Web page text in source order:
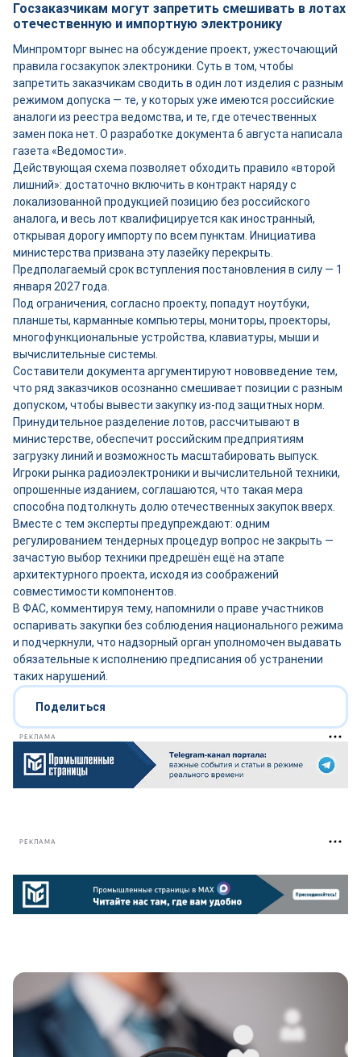
Госзаказчикам могут запретить смешивать в лотах
отечественную и импортную электронику
Минпромторг вынес на обсуждение проект, ужесточающий
правила госзакупок электроники. Суть в том, чтобы
запретить заказчикам сводить в один лот изделия с разным
режимом допуска — те, у которых уже имеются российские
аналоги из реестра ведомства, и те, где отечественных
замен пока нет. О разработке документа 6 августа написала
газета «Ведомости».
Действующая схема позволяет обходить правило «второй
лишний»: достаточно включить в контракт наряду с
локализованной продукцией позицию без российского
аналога, и весь лот квалифицируется как иностранный,
открывая дорогу импорту по всем пунктам. Инициатива
министерства призвана эту лазейку перекрыть.
Предполагаемый срок вступления постановления в силу — 1
января 2027 года.
Под ограничения, согласно проекту, попадут ноутбуки,
планшеты, карманные компьютеры, мониторы, проекторы,
многофункциональные устройства, клавиатуры, мыши и
вычислительные системы.
Составители документа аргументируют нововведение тем,
что ряд заказчиков осознанно смешивает позиции с разным
допуском, чтобы вывести закупку из-под защитных норм.
Принудительное разделение лотов, рассчитывают в
министерстве, обеспечит российским предприятиям
загрузку линий и возможность масштабировать выпуск.
Игроки рынка радиоэлектроники и вычислительной техники,
опрошенные изданием, соглашаются, что такая мера
способна подтолкнуть долю отечественных закупок вверх.
Вместе с тем эксперты предупреждают: одним
регулированием тендерных процедур вопрос не закрыть —
зачастую выбор техники предрешён ещё на этапе
архитектурного проекта, исходя из соображений
совместимости компонентов.
В ФАС, комментируя тему, напомнили о праве участников
оспаривать закупки без соблюдения национального режима
и подчеркнули, что надзорный орган уполномочен выдавать
обязательные к исполнению предписания об устранении
таких нарушений.
Поделиться
РЕКЛАМА
РЕКЛАМА